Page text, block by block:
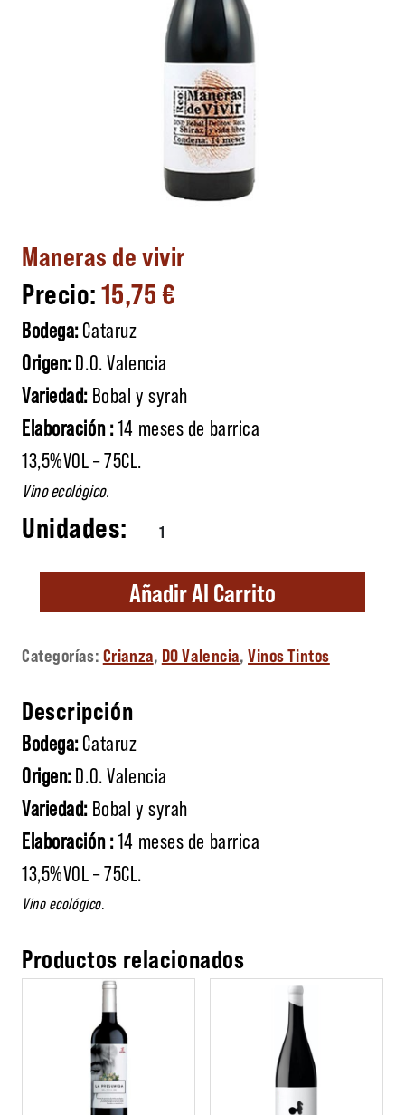
Maneras de vivir
15,75€
Bodega:Cataruz
Origen:D.O. Valencia
Variedad: Bobal y syrah
Elaboración :14 meses de barrica
13,5%VOL – 75CL.
Vino ecológico.
Maneras de vivir cantidad
Añadir Al Carrito
Categorías: Crianza, DO Valencia,Vinos Tintos
Descripción
Bodega:Cataruz
Origen:D.O. Valencia
Variedad: Bobal y syrah
Elaboración :14 meses de barrica
13,5%VOL – 75CL.
Vino ecológico.
Productos relacionados